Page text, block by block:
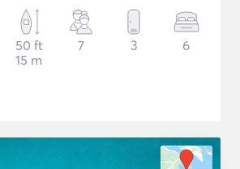
50 ft
15 m
7 3 6